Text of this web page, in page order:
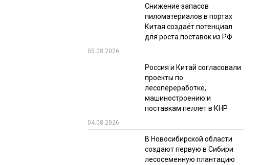
ИТОГИ МЕРОПРИЯТИЙ
Снижение запасов
пиломатериалов в портах
Китая создаёт потенциал
для роста поставок из РФ
05.08.2026
Россия и Китай согласовали
проекты по
лесопереработке,
машиностроению и
поставкам пеллет в КНР
04.08.2026
В Новосибирской области
создают первую в Сибири
лесосеменную плантацию